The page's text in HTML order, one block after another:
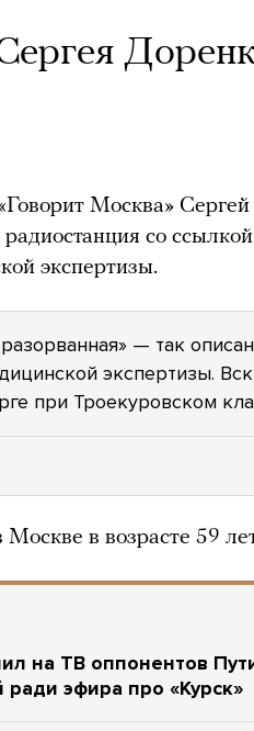
Москва»
со ссылкой
экспертизы.
— так
экспертизы.
при Троекуровском
в возрасте 59
на ТВ оппонентов
эфира про «Курск»